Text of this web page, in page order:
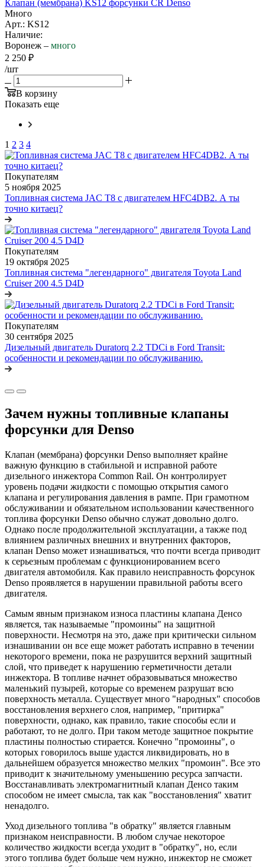
Клапан (мембрана) KS12 форсунки CR Denso
Много
Арт.: KS12
Наличие:
Воронеж – много
2 250 ₽
/шт
В корзину
Показать еще
1 2 3 4
Покупателям
5 ноября 2025
Топливная система JAC T8 с двигателем НFC4DВ2. А ты
точно китаец?
Покупателям
19 октября 2025
Топливная система "легендарного" двигателя Toyota Land
Cruiser 200 4.5 D4D
Покупателям
30 сентября 2025
Дизельный двигатель Duratorq 2.2 TDCi в Ford Transit:
особенности и рекомендации по обслуживанию.
Зачем нужны топливные клапаны
форсунки для Denso
Клапан (мембрана) форсунки Denso выполняет крайне
важную функцию в стабильной и исправной работе
дизельного инжектора Common Rail. Он контролирует
уровень подачи жидкости с помощью открытия самого
клапана и регулирования давления в рампе. При грамотном
обслуживании и обязательном использовании качественного
топлива форсунки Denso обычно служат довольно долго.
Однако после продолжительной эксплуатации, а также под
влиянием различных внешних и внутренних факторов,
клапан Denso может изнашиваться, что почти всегда приводит
к серьезным проблемам с функционированием всего
двигателя автомобиля. Как правило неисправность форсунок
Denso проявляется в нарушении правильной работы всего
двигателя.
Самым явным признаком износа пластины клапана Денсо
является, так называемые "промоины" на защитной
поверхности. Несмотря на это, даже при критически сильном
изнашивании он все еще может работать исправно в течении
некоторого времени, пока не разрушится верхний защитный
слой, что приведет к нарушению герметичности детали
инжектора. В топливе начнет образовываться множество
маленький пузырей, которые со временем разрушат всю
поверхность металла. Существует много "народных" способов
восстановления верхнего слоя, например, "притирка"
поверхности, однако, как правило, такие способы если и
работают, то не долго. При таком методе защитное покрытие
пластины полностью стирается. Конечно "промоины", о
которых говорилось выше удастся ликвидировать, но в
дальнейшем образуется множество мелких "промоин". Все это
приводит к значительному уменьшению ресурса запчасти.
Восстанавливать электромагнитный клапан Денсо таким
способом не имеет смысла, так как "восстановления" хватит
ненадолго.
Уход дизельного топлива "в обратку" является главным
признаком неисправности. В любом случае некоторое
количество жидкости всегда уходит в "обратку", но, если
этого топлива будет больше чем нужно, инжектор не сможет